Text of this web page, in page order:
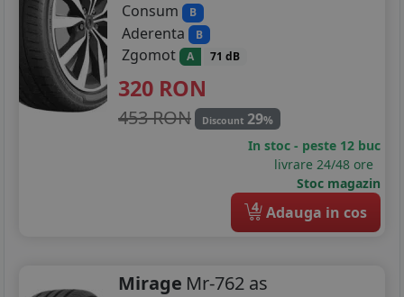
Consum
B
Aderenta B
Zgomot A 71 dB
320 RON
453 RON Discount 29%
In stoc - peste 12 buc
livrare 24/48 ore
Stoc magazin
4 Adauga in cos
Mirage Mr-762 as